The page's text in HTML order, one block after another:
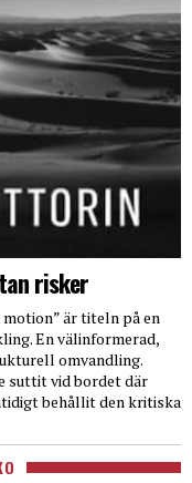
risker
motion” är titeln på en
En välinformerad,
omvandling.
suttit vid bordet där
behållit den kritiska